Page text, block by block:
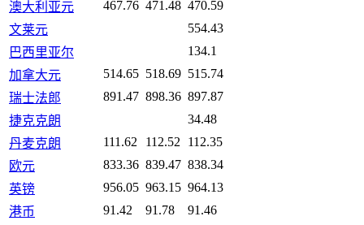
澳大利亚元 467.76 471.48 470.59
文莱元
554.43
巴西里亚尔
134.1
加拿大元
514.65 518.69 515.74
瑞士法郎
891.47 898.36 897.87
捷克克朗
34.48
丹麦克朗
111.62 112.52
112.35
欧元
833.36 839.47 838.34
英镑
956.05 963.15 964.13
港币
91.42 91.78
91.46